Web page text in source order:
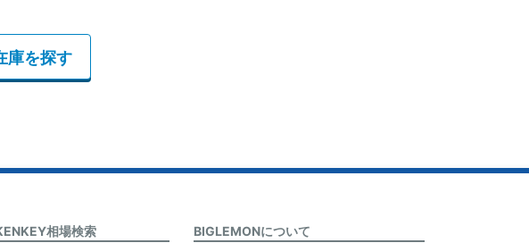
庫を探す
相場検索 BIGLEMONについて